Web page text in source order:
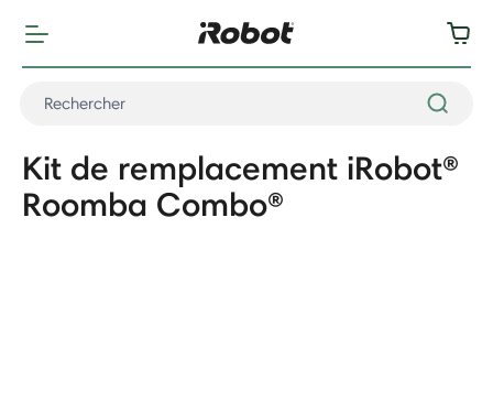
Kit de remplacement iRobot®
Roomba Combo®